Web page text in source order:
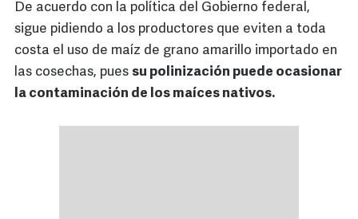
De acuerdo con la política del Gobierno federal,
sigue pidiendo a los productores que eviten a toda
costa el uso de maíz de grano amarillo importado en
las cosechas, pues su polinización puede ocasionar
la contaminación de los maíces nativos.